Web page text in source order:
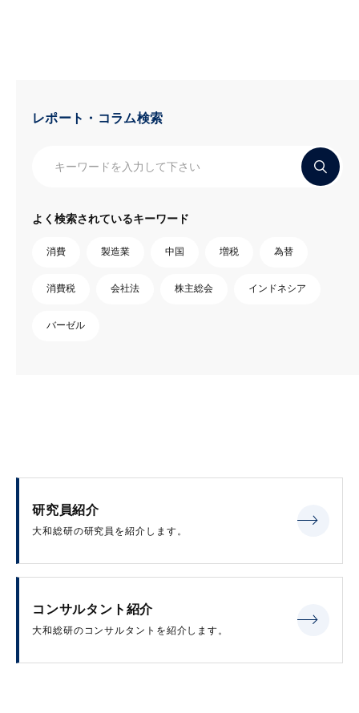
レポート・コラム検索
よく検索されているキーワード
消費 製造業 中国 増税 為替
消費税 会社法 株主総会 インドネシア
バーゼル
研究員紹介
大和総研の研究員を紹介します。
コンサルタント紹介
大和総研のコンサルタントを紹介します。